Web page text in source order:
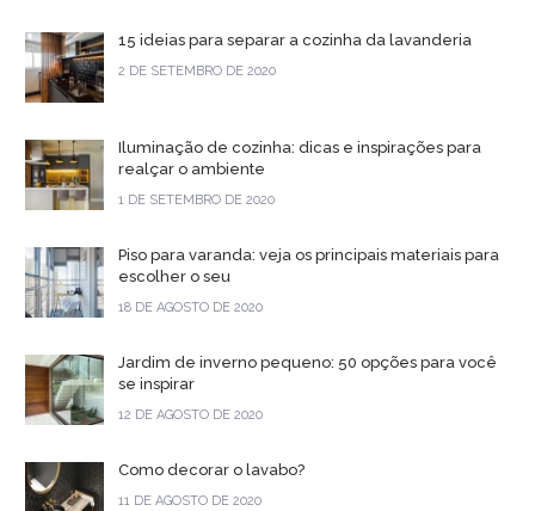
15 ideias para separar a cozinha da lavanderia
2 DE SETEMBRO DE 2020
Iluminação de cozinha: dicas e inspirações para
realçar o ambiente
1 DE SETEMBRO DE 2020
Piso para varanda: veja os principais materiais para
escolher o seu
18 DE AGOSTO DE 2020
Jardim de inverno pequeno: 50 opções para você
se inspirar
12 DE AGOSTO DE 2020
Como decorar o lavabo?
11 DE AGOSTO DE 2020